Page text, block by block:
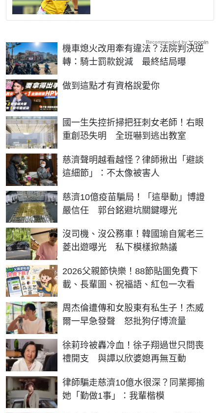
機車熄火改用牽有違法？法院判決逆
轉：騎士罰款銳減 最終結局曝
做到這點才有資格說愛你
PR
國一生失控折掃把狂刺女老師！右眼
重創恐失明 全班嚇到逃出教室
慈濟聲明越看越怪？律師揪出「避談
這細節」：不太像被害人
慈濟10億疫苗騙局！「這舉動」博證
嚴信任 郭台銘避坑關鍵曝光
沒司機、沒公務車！韓國瑜自駕老三
菱出遊曝光 私下模樣掀熱議
2026父親節快樂！88節貼圖免費下
載、長輩圖、祝福語、紅包一次看
周杰倫遭傳和女股東有私生子！杰威
爾一早急發聲 怒批狗仔博流量
徐莉玲被轟冷血！徐子翔過世只問喪
禮開支 與譚以欣婆媳再無互動
律師騙走慈濟10億水很深？同業揶揄
她「勤做1事」：我輩楷模
Recommended by